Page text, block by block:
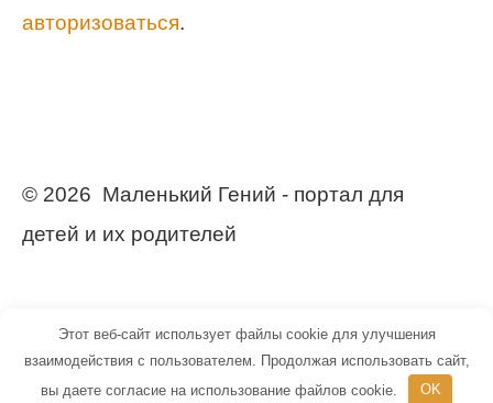
авторизоваться.
© 2026 Маленький Гений - портал для
детей и их родителей
Этот веб-сайт использует файлы cookie для улучшения
взаимодействия с пользователем. Продолжая использовать сайт,
вы даете согласие на использование файлов cookie.
OK